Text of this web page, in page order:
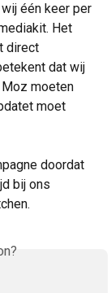
één keer per
Het
direct
dat wij
moeten
moet
doordat
bij ons